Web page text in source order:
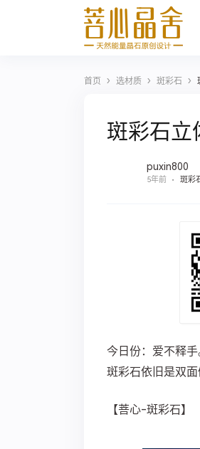
首页 › 选材质 › 斑彩石 ›
斑彩石立
puxin800
5年前 斑彩
今日份：爱不释
斑彩石依旧是双
【菩心-斑彩石】